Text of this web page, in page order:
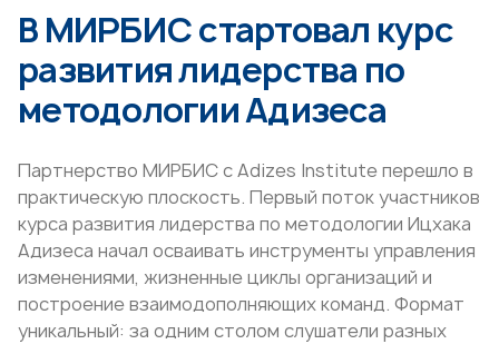
В МИРБИС стартовал курс
развития лидерства по
методологии Адизеса
Партнерство МИРБИС с Adizes Institute перешло в
практическую плоскость. Первый поток участников
курса развития лидерства по методологии Ицхака
Адизеса начал осваивать инструменты управления
изменениями, жизненные циклы организаций и
построение взаимодополняющих команд. Формат
уникальный: за одним столом слушатели разных